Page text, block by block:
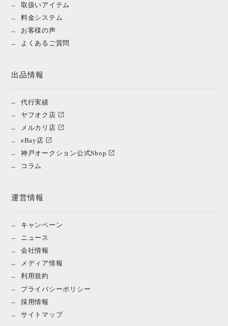
取扱いアイテム
料金システム
お客様の声
よくあるご質問
出品情報
代行実績
ヤフオク店
メルカリ店
eBay店
神戸オークション公式Shop
コラム
運営情報
キャンペーン
ニュース
会社情報
メディア情報
利用規約
プライバシーポリシー
採用情報
サイトマップ